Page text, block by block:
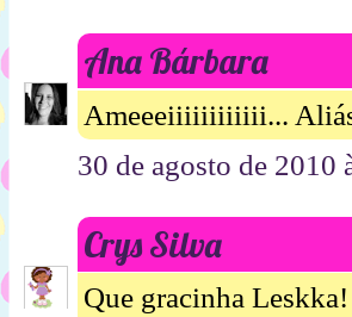
Ana Bárbara
Ameeeiiiiiiiiiiii...
30 de agosto de 2010
Crys Silva
Que gracinha Leskka!